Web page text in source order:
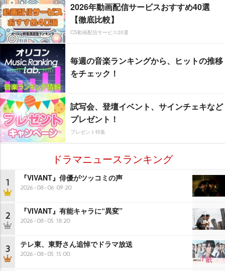
2026年動画配信サービスおすすめ40選
【徹底比較】
CS動画配信サービス20選
毎週の音楽ランキングから、ヒットの推移
をチェック！
試写会、登壇イベント、サインチェキなど
プレゼント！
プレゼント特集
ドラマニュースランキング
1 『VIVANT』俳優がツッコミの声
2026-08-06 09:20
2 『VIVANT』有能キャラに“異変”
2026-08-05 18:20
3 テレ東、東野さん追悼でドラマ放送
2026-08-05 15:00